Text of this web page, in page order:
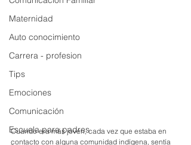
Maternidad
Auto conocimiento
Carrera - profesion
Tips
Emociones
Comunicación
Escuela para padres
Cuando era más joven, cada vez que estaba en
contacto con alguna comunidad indígena, sentía